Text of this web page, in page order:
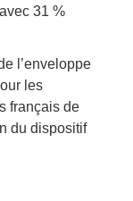
31 %
l’enveloppe
les
français de
du dispositif